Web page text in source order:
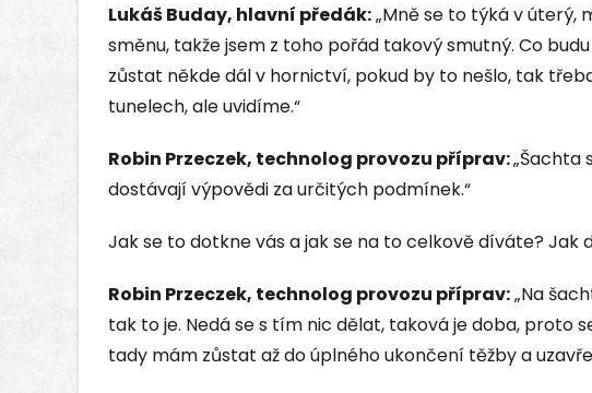
Lukáš Buday, hlavní předák:„Mně se to týká v úterý,
směnu, takže jsem z toho pořád takový smutný. Co
zůstat někde dál v hornictví, pokud by to nešlo, tak
tunelech, ale uvidíme.“
Robin Przeczek, technolog provozu příprav:„Šachta
dostávají výpovědi za určitých podmínek.“
Jak se to dotkne vás a jak se na to celkově díváte? Jak
Robin Przeczek, technolog provozu příprav:„Na
tak to je. Nedá se s tím nic dělat, taková je doba, proto
tady mám zůstat až do úplného ukončení těžby a